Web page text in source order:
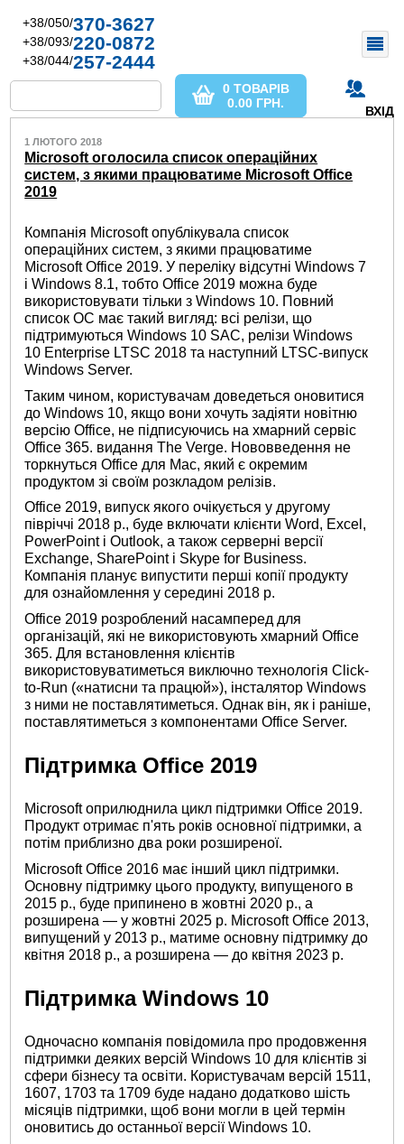
+38/050/370-3627
+38/093/220-0872
+38/044/257-2444
ВХІД
0 ТОВАРІВ
0.00 ГРН.
1 ЛЮТОГО 2018
Microsoft оголосила список операційних
систем, з якими працюватиме Microsoft Office
2019
Компанія Microsoft опублікувала список
операційних систем, з якими працюватиме
Microsoft Office 2019. У переліку відсутні Windows 7
і Windows 8.1, тобто Office 2019 можна буде
використовувати тільки з Windows 10. Повний
список ОС має такий вигляд: всі релізи, що
підтримуються Windows 10 SAC, релізи Windows
10 Enterprise LTSC 2018 та наступний LTSC-випуск
Windows Server.
Таким чином, користувачам доведеться оновитися
до Windows 10, якщо вони хочуть задіяти новітню
версію Office, не підписуючись на хмарний сервіс
Office 365. видання The Verge. Нововведення не
торкнуться Office для Mac, який є окремим
продуктом зі своїм розкладом релізів.
Office 2019, випуск якого очікується у другому
півріччі 2018 р., буде включати клієнти Word, Excel,
PowerPoint і Outlook, а також серверні версії
Exchange, SharePoint і Skype for Business.
Компанія планує випустити перші копії продукту
для ознайомлення у середині 2018 р.
Office 2019 розроблений насамперед для
організацій, які не використовують хмарний Office
365. Для встановлення клієнтів
використовуватиметься виключно технологія Click-
to-Run («натисни та працюй»), інсталятор Windows
з ними не поставлятиметься. Однак він, як і раніше,
поставлятиметься з компонентами Office Server.
Підтримка Office 2019
Microsoft оприлюднила цикл підтримки Office 2019.
Продукт отримає п'ять років основної підтримки, а
потім приблизно два роки розширеної.
Microsoft Office 2016 має інший цикл підтримки.
Основну підтримку цього продукту, випущеного в
2015 р., буде припинено в жовтні 2020 р., а
розширена — у жовтні 2025 р. Microsoft Office 2013,
випущений у 2013 р., матиме основну підтримку до
квітня 2018 р., а розширена — до квітня 2023 р.
Підтримка Windows 10
Одночасно компанія повідомила про продовження
підтримки деяких версій Windows 10 для клієнтів зі
сфери бізнесу та освіти. Користувачам версій 1511,
1607, 1703 та 1709 буде надано додатково шість
місяців підтримки, щоб вони могли в цей термін
оновитись до останньої версії Windows 10.